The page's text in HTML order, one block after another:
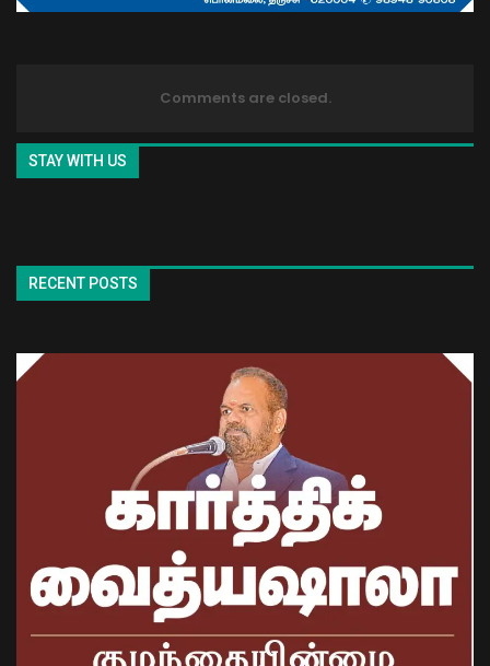
Comments are closed.
STAY WITH US
RECENT POSTS